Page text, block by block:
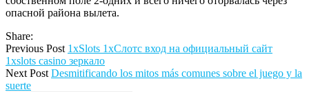
опасной района вылета.
Share:
Previous Post 1xSlots 1хСлотс вход на официальный сайт
1xslots casino зеркало
Next Post Desmitificando los mitos más comunes sobre el juego y la
suerte